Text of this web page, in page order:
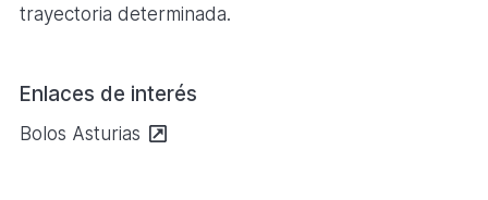
trayectoria determinada.
Enlaces de interés
Bolos Asturias
Se